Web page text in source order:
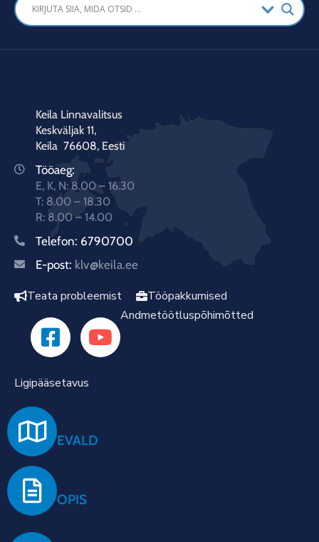
Keila Linnavalitsus
Keskväljak 11,
Keila 76608, Eesti
Tööaeg:
E, K, N: 8.00 – 16.30
T: 8.00 – 18.30
R: 8.00 – 14.00
Telefon: 6790700
E-post: klv@keila.ee
Teata probleemist
Tööpakkumised
Andmetöötluspõhimõtted
Ligipääsetavus
EVALD
OPIS